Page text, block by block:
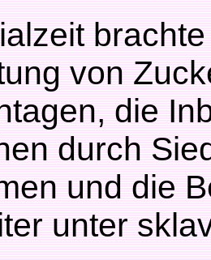
von
die
durch
und die
unter